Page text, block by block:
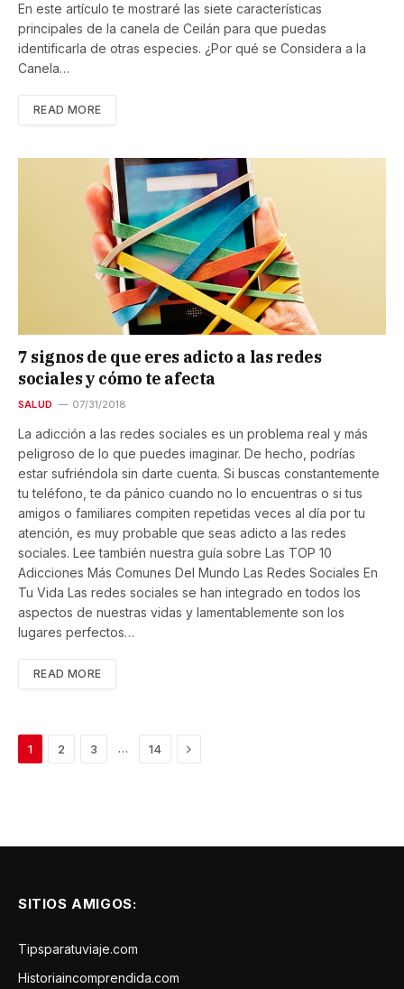
En este artículo te mostraré las siete características
principales de la canela de Ceilán para que puedas
identificarla de otras especies. ¿Por qué se Considera a la
Canela…
READ MORE
7 signos de que eres adicto a las redes
sociales y cómo te afecta
SALUD 07/31/2018
La adicción a las redes sociales es un problema real y más
peligroso de lo que puedes imaginar. De hecho, podrías
estar sufriéndola sin darte cuenta. Si buscas constantemente
tu teléfono, te da pánico cuando no lo encuentras o si tus
amigos o familiares compiten repetidas veces al día por tu
atención, es muy probable que seas adicto a las redes
sociales. Lee también nuestra guía sobre Las TOP 10
Adicciones Más Comunes Del Mundo Las Redes Sociales En
Tu Vida Las redes sociales se han integrado en todos los
aspectos de nuestras vidas y lamentablemente son los
lugares perfectos…
READ MORE
1 2 3 … 14 Next
SITIOS AMIGOS:
Tipsparatuviaje.com
Historiaincomprendida.com